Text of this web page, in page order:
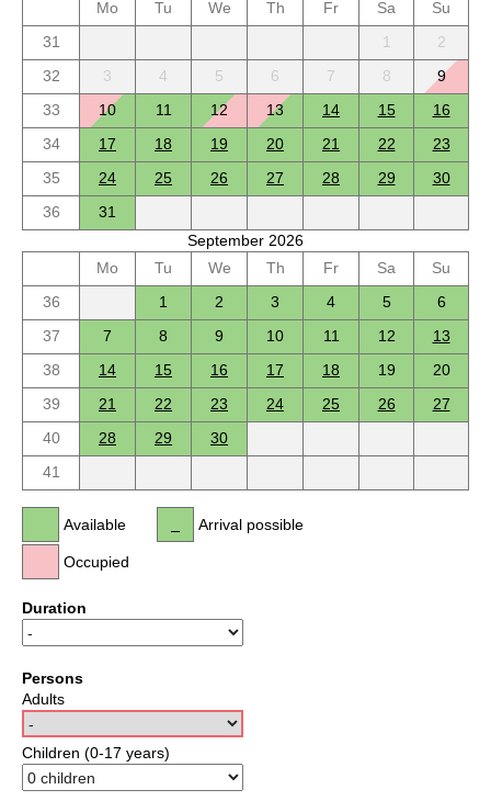
Mo
Tu We Th Fr Sa
Su
31
1
2
32
3 4 5 6 7 8
9
33
10 11 12 13 14 15
16
34
17 18 19 20 21 22
23
35
24 25 26 27 28 29
30
36
31
September 2026
Mo
Tu We Th Fr Sa
Su
36
1 2 3 4 5
6
37
7 8 9 10 11 12
13
38
14 15 16 17 18 19
20
39
21 22 23 24 25 26
27
40
28 29
30
41
Available
Occupied
Arrival possible
Duration
Persons
Adults
Children (0-17 years)